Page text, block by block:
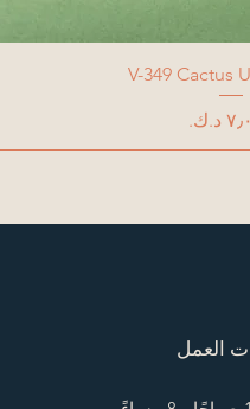
V-349 Cactus
العمل